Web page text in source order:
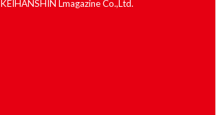
Lmagazine Co.,Ltd.